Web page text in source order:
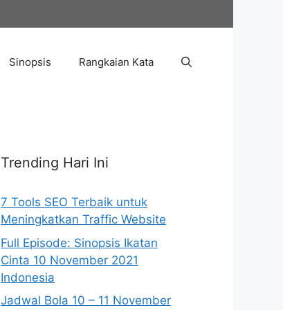
Sinopsis Rangkaian Kata
Trending Hari Ini
7 Tools SEO Terbaik untuk
Meningkatkan Traffic Website
Full Episode: Sinopsis Ikatan
Cinta 10 November 2021
Indonesia
Jadwal Bola 10 – 11 November